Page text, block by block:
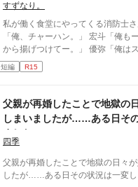
すずなり。
私が働く食堂にやってくる消防士さん
「俺、チャーハン。」 宏斗「俺もー。」 航平「俺、
から揚げつけてー。」 優弥「俺はスープ付き。」 み
んなガタイがよく、男前。 ひなた「はーいっ。ちょ
っと待ってくださいねーっ。」 慌ただしい昼時を過
なきゃいけないところがある。 ひなた「すみませー
ん、子供のお迎えにきましたー。」 保育園に迎えに
行かなきゃいけない子、『太陽』。 私は子供と一
に・・・暮らしてる。 ーーーーーーーーーーーーー
いたんだ・・。」 航平「いくつん時の子だ
よ・・・・。」 優弥「マジか・・・。」 消防署で開
短編 R15
父親が再婚したことで地獄の
しまいましたが……ある日そ
ました。
四季
父親が再婚したことで地獄の日々
したが……ある日その状況は一変し